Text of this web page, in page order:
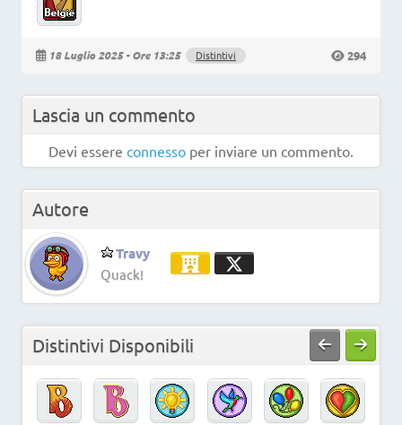
18 Luglio 2025 - Ore 13:25 Distintivi 294
Lascia un commento
Devi essere connesso per inviare un commento.
Autore
Travy
Quack!
Distintivi Disponibili